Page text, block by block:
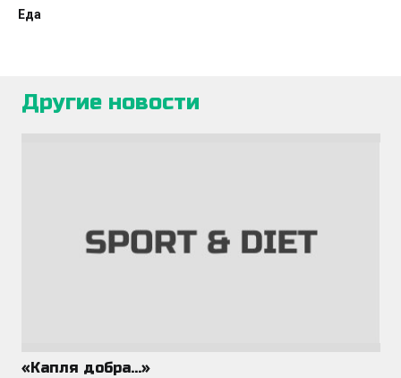
Еда
Другие новости
«Капля добра…»